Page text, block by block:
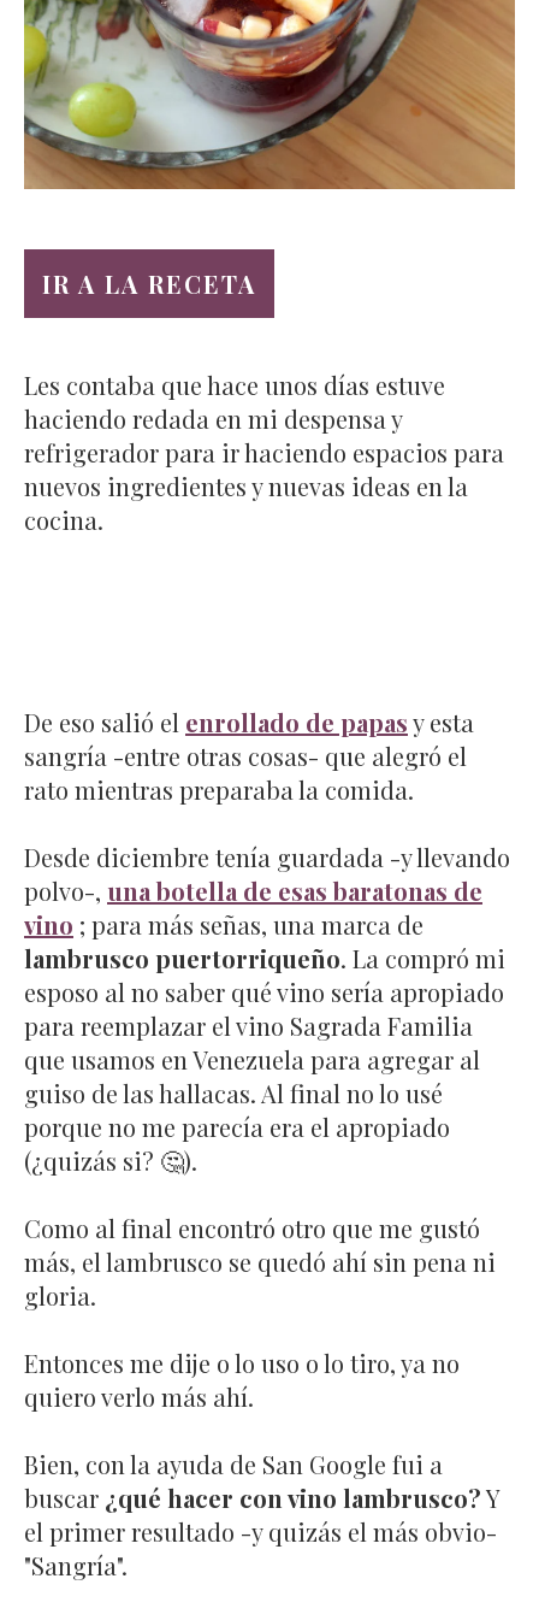
IR A LA RECETA
Les contaba que hace unos días estuve
haciendo redada en mi despensa y
refrigerador para ir haciendo espacios para
nuevos ingredientes y nuevas ideas en la
cocina.
De eso salió el enrollado de papasy esta
sangría -entre otras cosas- que alegró el
rato mientras preparaba la comida.
Desde diciembre tenía guardada -y llevando
polvo-, una botella de esas baratonas de
vino ; para más señas, una marca de
lambrusco puertorriqueño. La compró mi
esposo al no saber qué vino sería apropiado
para reemplazar el vino Sagrada Familia
que usamos en Venezuela para agregar al
guiso de las hallacas. Al final no lo usé
porque no me parecía era el apropiado
(¿quizás si? 🤔).
Como al final encontró otro que me gustó
más, el lambrusco se quedó ahí sin pena ni
gloria.
Entonces me dije o lo uso o lo tiro, ya no
quiero verlo más ahí.
Bien, con la ayuda de San Google fui a
buscar ¿qué hacer con vino lambrusco?Y
el primer resultado -y quizás el más obvio-
"Sangría".